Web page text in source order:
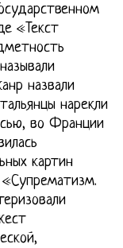
«Текст
назвали
нарекли
во Франции
картин
«Супрематизм.